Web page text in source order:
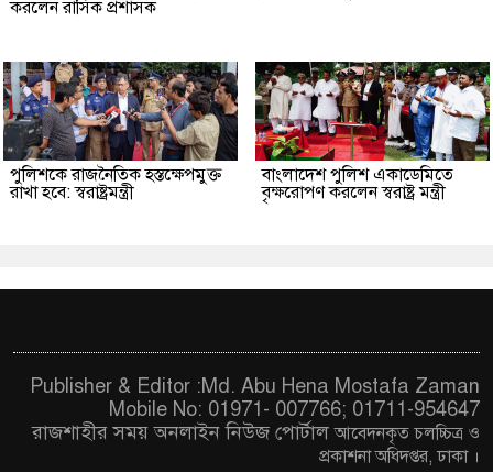
করলেন রাসিক প্রশাসক
পুলিশকে রাজনৈতিক হস্তক্ষেপমুক্ত
রাখা হবে: স্বরাষ্ট্রমন্ত্রী
বাংলাদেশ পুলিশ একাডেমিতে
বৃক্ষরোপণ করলেন স্বরাষ্ট্র মন্ত্রী
Publisher & Editor :Md. Abu Hena Mostafa Zaman
Mobile No: 01971- 007766; 01711-954647
রাজশাহীর সময় অনলাইন নিউজ পোর্টালআবেদনকৃত চলচ্চিত্র ও
প্রকাশনা অধিদপ্তর, ঢাকা ।